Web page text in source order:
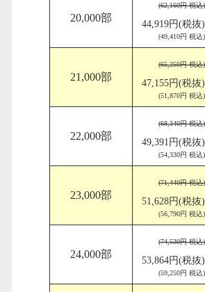
20,000部
(62,160円 税込)
44,919円(税抜)
(49,410円 税込)
21,000部
(65,250円 税込)
47,155円(税抜)
(51,870円 税込)
22,000部
(68,340円 税込)
49,391円(税抜)
(54,330円 税込)
23,000部
(71,440円 税込)
51,628円(税抜)
(56,790円 税込)
24,000部
(74,530円 税込)
53,864円(税抜)
(59,250円 税込)